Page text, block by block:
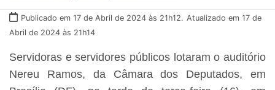
Publicado em 17 de Abril de 2024 às 21h12. Atualizado em 17 de
Abril de 2024 às 21h14
Servidoras e servidores públicos lotaram o auditório
Nereu Ramos, da Câmara dos Deputados, em